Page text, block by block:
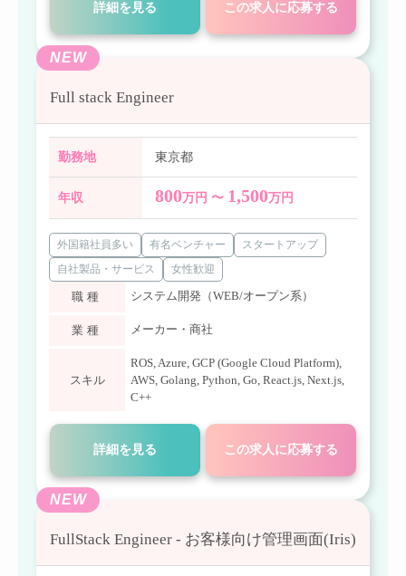
詳細を見る この求人に応募する
NEW
Full stack Engineer
勤務地 東京都
年収 800万円 〜 1,500万円
外国籍社員多い 有名ベンチャー
スタートアップ
自社製品・サービス
女性歓迎
職種 システム開発（WEB/オープン系）
業種 メーカー・商社
スキル
ROS,Azure, GCP (Google Cloud Platform),
AWS, Golang, Python, Go, React.js, Next.js,
C++
詳細を見る この求人に応募する
NEW
FullStack Engineer - お客様向け管理画面(Iris)